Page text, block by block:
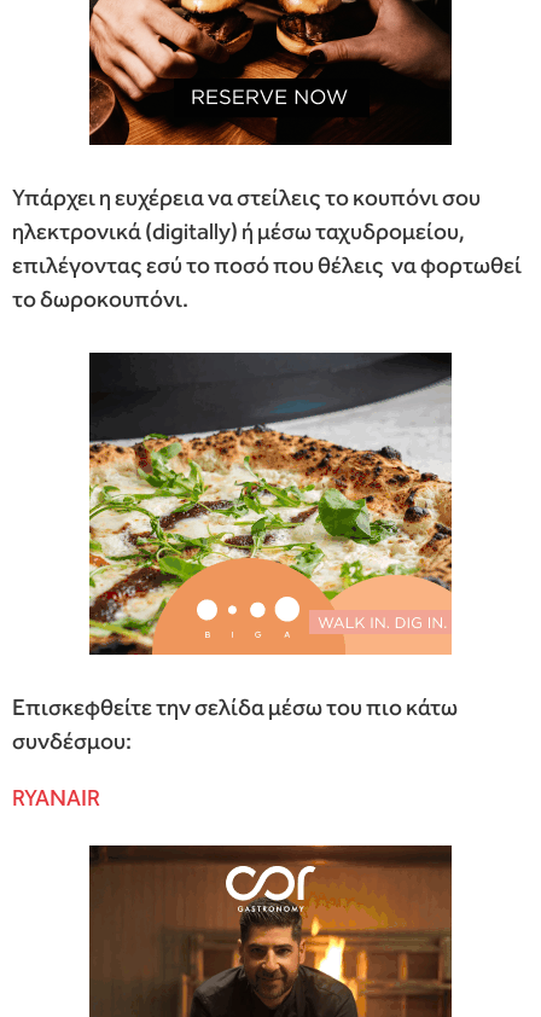
Υπάρχει η ευχέρεια να στείλεις το κουπόνι σου
ηλεκτρονικά (digitally) ή μέσω ταχυδρομείου,
επιλέγοντας εσύ το ποσό που θέλεις να φορτωθεί
το δωροκουπόνι.
Επισκεφθείτε την σελίδα μέσω του πιο κάτω
συνδέσμου:
RYANAIR